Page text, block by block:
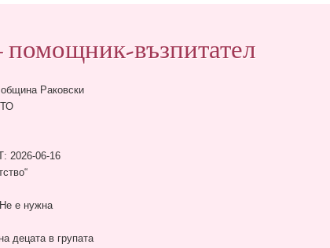
помощник-възпитател
Раковски
06-16
е нужна
децата в групата